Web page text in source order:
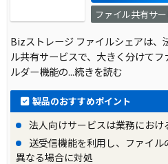
ファイル共有サ
Bizストレージ ファイルシェアは、
ル共有サービスで、大きく分けて
ルダー機能の...続きを読む
製品のおすすめポイント
法人向けサービスは業務にお
送受信機能を利用し、ファイ
異なる場合に対処